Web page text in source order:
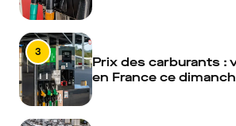
3
Prix des carburants :
en France ce